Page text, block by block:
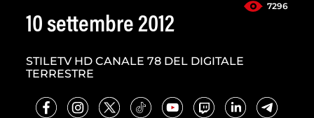
7296
10 settembre 2012
STILETV HD CANALE 78 DEL DIGITALE
TERRESTRE